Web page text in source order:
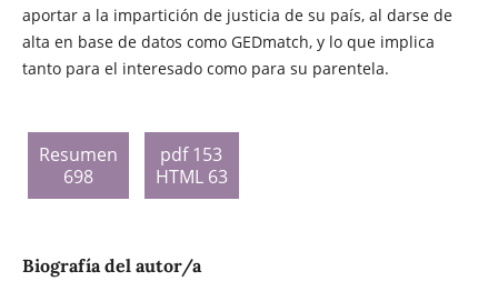
aportar a la impartición de justicia de su país, al darse de
alta en base de datos como GEDmatch, y lo que implica
tanto para el interesado como para su parentela.
Resumen
698
pdf 153
HTML 63
Biografía del autor/a